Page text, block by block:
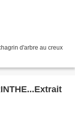
d'arbre au creux